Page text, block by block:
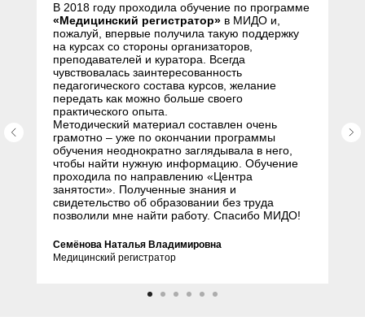
В 2018 году проходила обучение по программе
«Медицинский регистратор» в МИДО и,
пожалуй, впервые получила такую поддержку
на курсах со стороны организаторов,
преподавателей и куратора. Всегда
чувствовалась заинтересованность
педагогического состава курсов, желание
передать как можно больше своего
практического опыта.
Методический материал составлен очень
грамотно – уже по окончании программы
обучения неоднократно заглядывала в него,
чтобы найти нужную информацию. Обучение
проходила по направлению «Центра
занятости». Полученные знания и
свидетельство об образовании без труда
позволили мне найти работу. Спасибо МИДО!
Семёнова Наталья Владимировна
Медицинский регистратор